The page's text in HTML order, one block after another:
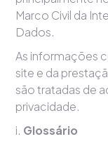
Marco Civil da
Dados.
As informações
site e da
são tratadas de
privacidade.
i. Glossário